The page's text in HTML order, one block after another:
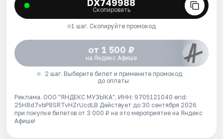
DX749988
Скопировать
1 шаг. Скопируйте промокод
от 1 500 ₽
на Яндекс Афише
2 шаг. Выберите билет и примените промокод
до оплаты
Реклама. ООО "ЯНДЕКС МУЗЫКА", ИНН: 9705121040 erid:
25H8d7vbP8SRTvHZrUcdLB Действует до 30 сентября 2026
при покупке билетов от 3 000 ₽ на это мероприятие на Яндекс
Афише!